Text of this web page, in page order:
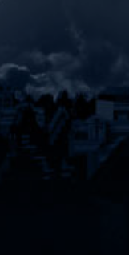
Muziek
Verzoek
Video